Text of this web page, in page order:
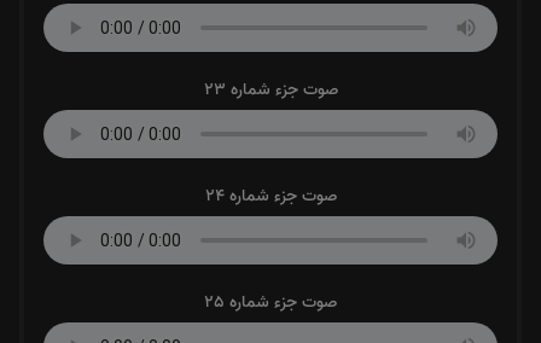
صوت جزء شماره 23
صوت جزء شماره 24
صوت جزء شماره 25